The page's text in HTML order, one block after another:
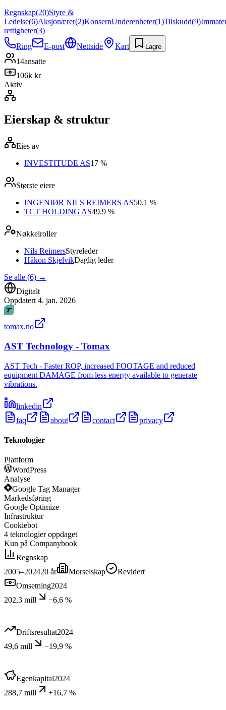
Regnskap(20)Styre &
Ledelse(6)Aksjonærer(2)KonsernUnderenheter(1)Tilskudd(9)
rettigheter(3)
Ring
E-post Nettside Kart Lagre
14ansatte
106k kr
Aktiv
Eierskap & struktur
Eies av
INVESTITUDE AS17 %
Største eiere
INGENIØR NILS REIMERS AS50.1 %
TCT HOLDING AS49.9 %
Nøkkelroller
Nils ReimersStyreleder
Håkon SkjelvikDaglig leder
Se alle (6) →
Digitalt
Oppdatert 4. jan. 2026
tomax.no
AST Technology - Tomax
AST Tech - Faster ROP, increased FOOTAGE and reduced
equipment DAMAGE from less energy available to generate
vibrations.
linkedin
faq
about contact privacy
Teknologier
Plattform
WordPress
Analyse
Google Tag Manager
Markedsføring
Google Optimize
Infrastruktur
Cookiebot
4 teknologier oppdaget
Kun på Companybook
Regnskap
2005–202420 år Morselskap
Revidert
Omsetning2024
202,3 mill
−6,6 %
Driftsresultat2024
49,6 mill
−19,9 %
Egenkapital2024
288,7 mill
+16,7 %